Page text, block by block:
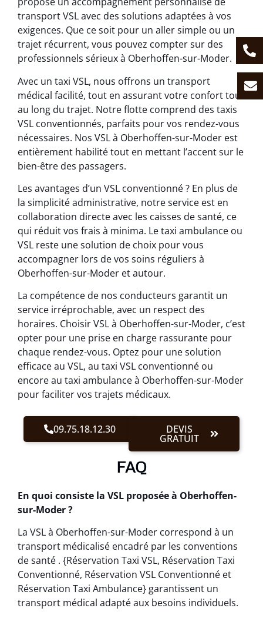
transport VSL avec des solutions adaptées à vos
exigences. Que ce soit pour un aller simple ou un
trajet récurrent, vous pouvez compter sur des
professionnels sérieux à Oberhoffen-sur-Moder.
Avec un taxi VSL, nous offrons un transport
médical facilité, tout en assurant votre confort tout
au long du trajet. Notre flotte comprend des taxis
VSL conventionnés, parfaits pour vos rendez-vous
nécessaires. Nos VSL à Oberhoffen-sur-Moder est
entièrement habilité tout en mettant l’accent sur le
bien-être des passagers.
Les avantages d’un VSL conventionné ? En plus de
la simplicité administrative, notre service est en
collaboration directe avec les caisses de santé, ce
qui réduit vos frais à minima. Le taxi ambulance ou
VSL reste une solution de choix pour vous
accompagner lors de vos soins réguliers à
Oberhoffen-sur-Moder et autour.
La compétence de nos conducteurs garantit un
service irréprochable, avec un respect des
horaires. Choisir VSL à Oberhoffen-sur-Moder, c’est
opter pour une prise en charge rassurante pour
chaque rendez-vous. Optez pour une solution
efficace au VSL, au taxi VSL conventionné ou
encore au taxi ambulance à Oberhoffen-sur-Moder
pour faciliter vos trajets médicaux.
09.75.18.12.30 DEVIS
GRATUIT
FAQ
En quoi consiste la VSL proposée à Oberhoffen-
sur-Moder ?
La VSL à Oberhoffen-sur-Moder correspond à un
transport médicalisé encadré par les conventions
de santé . {Réservation Taxi VSL, Réservation Taxi
Conventionné, Réservation VSL Conventionné et
Réservation Taxi Ambulance} garantissent un
transport médical adapté aux besoins individuels.